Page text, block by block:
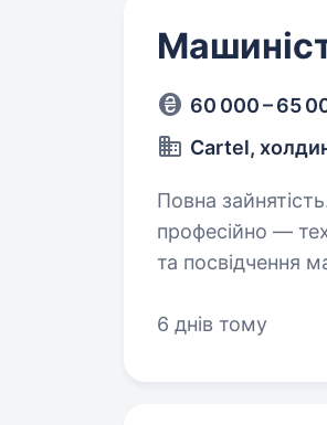
60 000 – 65
Cartel,
Повна зайнятість.
професійно — технічна освіта;
та посвідчення машиніста; навички
6 днів тому